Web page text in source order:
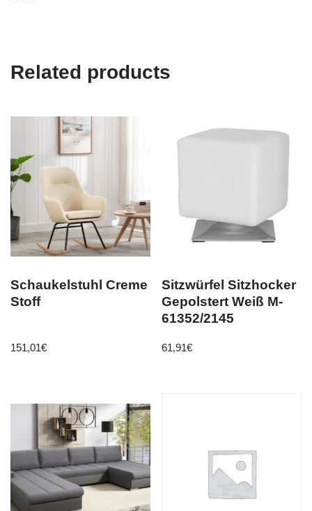
Related products
Schaukelstuhl Creme
Stoff
151,01€
Sitzwürfel Sitzhocker
Gepolstert Weiß M-
61352/2145
61,91€